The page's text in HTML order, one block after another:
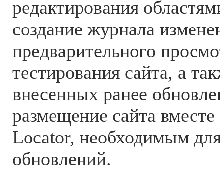
редактирования
создание журнала
предварительного
тестирования сайта, а
внесенных ранее
размещение сайта
Locator, необходимым
обновлений.